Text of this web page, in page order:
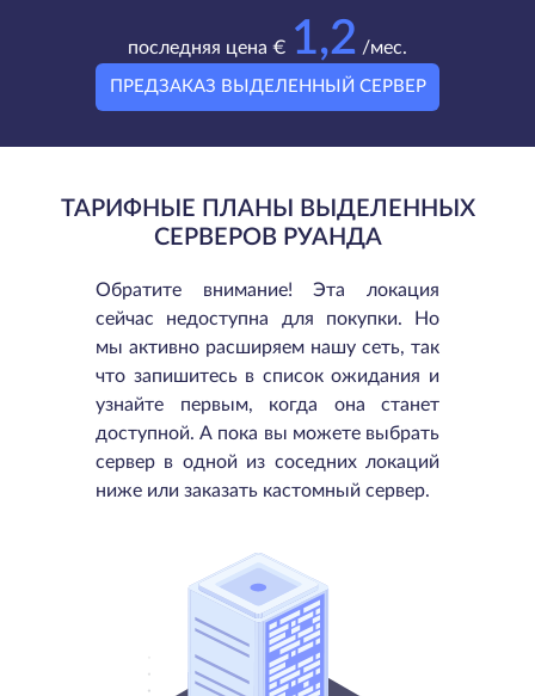
последняя цена € 1,2 /мес.
ПРЕДЗАКАЗ ВЫДЕЛЕННЫЙ СЕРВЕР
ТАРИФНЫЕ ПЛАНЫ ВЫДЕЛЕННЫХ
СЕРВЕРОВ РУАНДА
Обратите внимание! Эта локация
сейчас недоступна для покупки. Но
мы активно расширяем нашу сеть, так
что запишитесь в список ожидания и
узнайте первым, когда она станет
доступной. А пока вы можете выбрать
сервер в одной из соседних локаций
ниже или заказать кастомный сервер.